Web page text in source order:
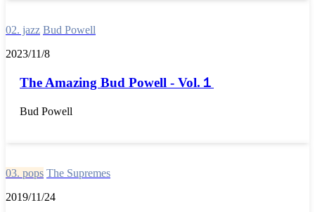
02. jazz Bud Powell
2023/11/8
The Amazing Bud Powell - Vol.１
Bud Powell
03. pops The Supremes
2019/11/24